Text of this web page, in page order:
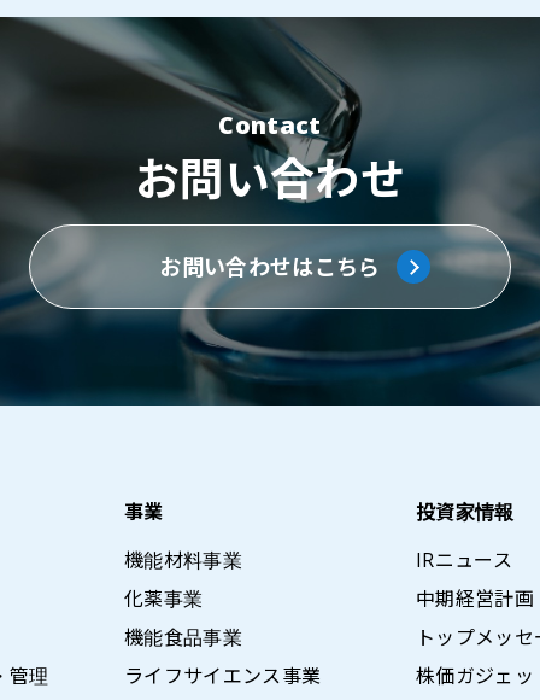
Contact
お問い合わせ
お問い合わせはこちら
管理
事業
機能材料事業
化薬事業
機能食品事業
ライフサイエンス事業
投資家情報
IRニュース
中期経営計画
トップメッ
株価ガジェッ